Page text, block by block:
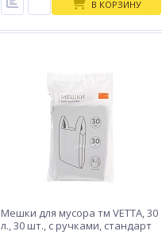
В КОРЗИНУ
Мешки для мусора тм VETTA, 30
л., 30 шт., с ручками, стандарт